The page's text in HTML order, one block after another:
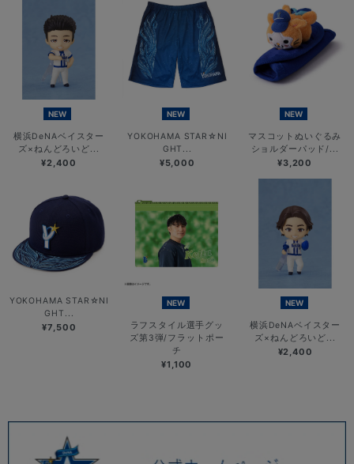
NEW
横浜DeNAベイスター
ズ×ねんどろいど...
¥2,400
NEW
YOKOHAMA STAR☆NI
GHT...
¥5,000
NEW
マスコットぬいぐるみ
ショルダーパッド/...
¥3,200
YOKOHAMA STAR☆NI
GHT...
¥7,500
NEW
ラフスタイル選手グッ
ズ第3弾/フラットポー
チ
¥1,100
NEW
横浜DeNAベイスター
ズ×ねんどろいど...
¥2,400